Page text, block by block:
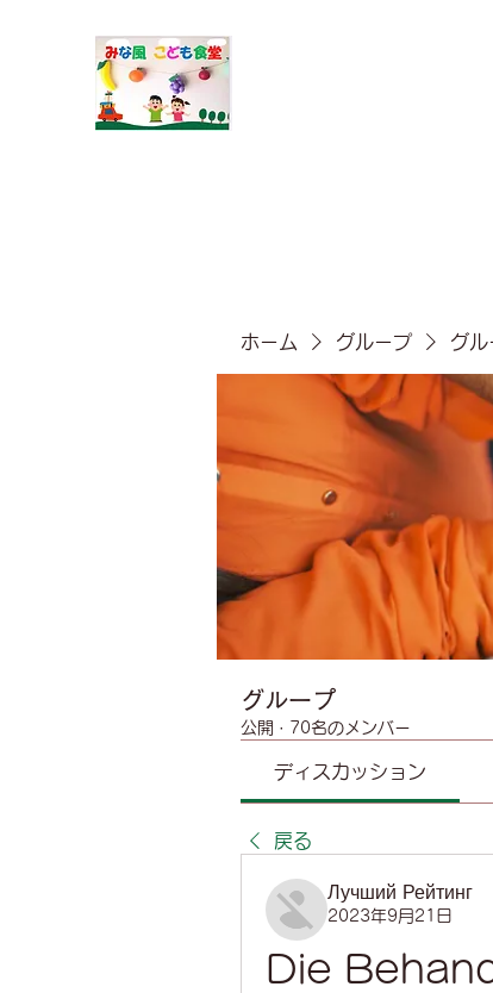
ホーム グループ グル
グループ
公開 · 70名のメンバー
ディスカッション
戻る
Лучший Рейтинг
2023年9月21日
Die